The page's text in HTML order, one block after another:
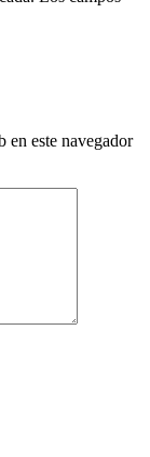
en este navegador